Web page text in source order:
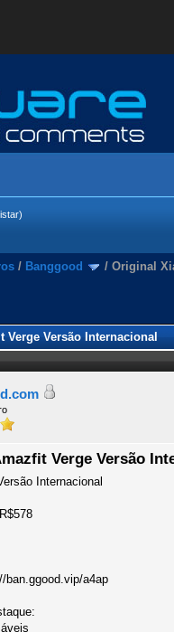
)
/ Banggood / Original
Versão Internacional
Verge Versão
Internacional
ban.ggood.vip/a4ap